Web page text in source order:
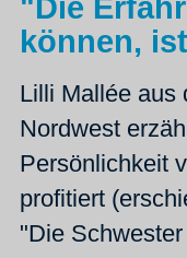
"Die
können,
Lilli Mallée aus
Nordwest
Persönlichkeit
profitiert
"Die